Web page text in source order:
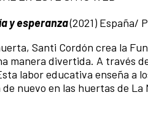
y esperanza(2021) España/
Santi Cordón crea la
manera divertida. A través
labor educativa enseña a
nuevo en las huertas de La